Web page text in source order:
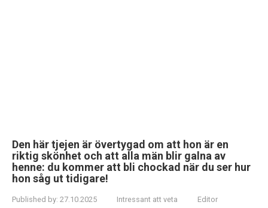
Den här tjejen är övertygad om att hon är en
riktig skönhet och att alla män blir galna av
henne: du kommer att bli chockad när du ser hur
hon såg ut tidigare!
Published by: 27.10.2025 Intressant att veta Editor